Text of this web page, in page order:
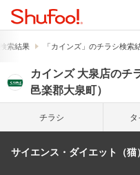
索結果 「カインズ」のチラシ検索
カインズ 大泉店のチ
邑楽郡大泉町）
チラシ タ
サイエンス・ダイエット（猫